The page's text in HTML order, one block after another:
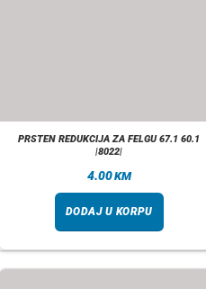
PRSTEN REDUKCIJA ZA FELGU 67.1 60.1
|8022|
4.00KM
DODAJ U KORPU